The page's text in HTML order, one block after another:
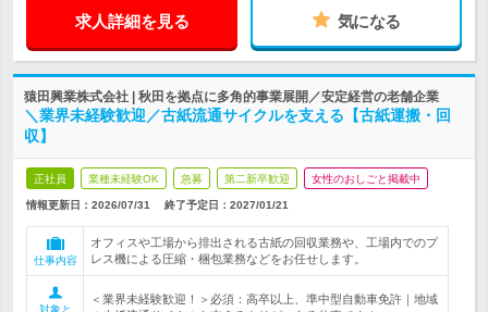
求人詳細を見る 気になる
猿田興業株式会社 | 秋田を拠点に多角的事業展開／安定経営の老舗企業
＼業界未経験歓迎／古紙流通サイクルを支える【古紙運搬・回
収】
正社員 業種未経験OK 急募 第二新卒歓迎 女性のおしごと掲載中
情報更新日：2026/07/31 終了予定日： 2027/01/21
仕事内容
オフィスや工場から排出される古紙の回収業務や、工場内でのプ
レス機による圧縮・梱包業務などをお任せします。
対象と
＜業界未経験歓迎！＞必須：高卒以上、準中型自動車免許｜地域